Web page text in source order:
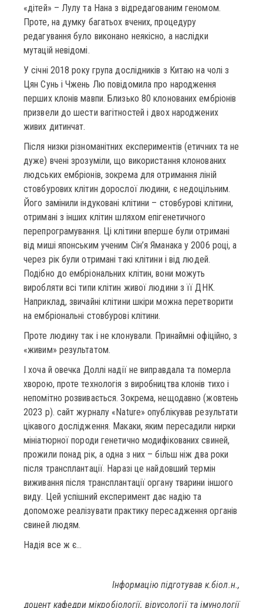
«дітей» – Лулу та Нана з відредагованим геномом.
Проте, на думку багатьох вчених, процедуру
редагування було виконано неякісно, а наслідки
мутацій невідомі.
У січні 2018 року група дослідників з Китаю на чолі з
Цян Сунь і Чжень Лю повідомила про народження
перших клонів мавпи. Близько 80 клонованих ембріонів
призвели до шести вагітностей і двох народжених
живих дитинчат.
Після низки різноманітних експериментів (етичних та не
дуже) вчені зрозуміли, що використання клонованих
людських ембріонів, зокрема для отримання ліній
стовбурових клітин дорослої людини, є недоцільним.
Його замінили індуковані клітини – стовбурові клітини,
отримані з інших клітин шляхом епігенетичного
перепрограмування. Ці клітини вперше були отримані
від миші японським ученим Сін’я Яманака у 2006 році, а
через рік були отримані такі клітини і від людей.
Подібно до ембріональних клітин, вони можуть
виробляти всі типи клітин живої людини з її ДНК.
Наприклад, звичайні клітини шкіри можна перетворити
на ембріональні стовбурові клітини.
Проте людину так і не клонували. Принаймні офіційно, з
«живим» результатом.
І хоча й овечка Доллі надії не виправдала та померла
хворою, проте технологія з виробництва клонів тихо і
непомітно розвивається. Зокрема, нещодавно (жовтень
2023 р). сайт журналу «Nature» опублікував результати
цікавого дослідження. Макаки, яким пересадили нирки
мініатюрної породи генетично модифікованих свиней,
прожили понад рік, а одна з них – більш ніж два роки
після трансплантації. Наразі це найдовший термін
виживання після трансплантації органу тварини іншого
виду. Цей успішний експеримент дає надію та
допоможе реалізувати практику пересадження органів
свиней людям.
Надія все ж є…
Інформацію підготував к.біол.н.,
доцент кафедри мікробіології, вірусології та імунології